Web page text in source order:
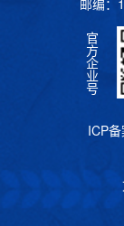
邮编：
官
方
企
业
号
ICP备